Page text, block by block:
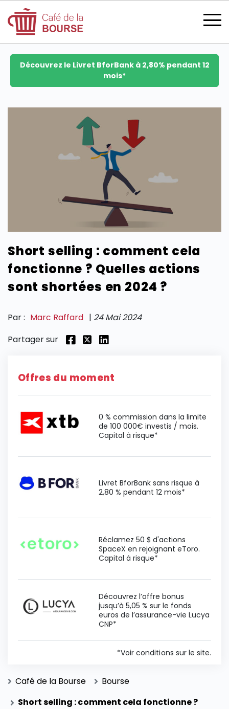
se connecter
devenir membre
SECTIONS
Découvrez le Livret BforBank à 2,80% pendant 12
mois*
Short selling : comment cela
fonctionne ? Quelles actions
sont shortées en 2024 ?
Par : Marc Raffard | 24 Mai 2024
Partager sur
Offres du moment
0 % commission dans la limite
de 100 000€ investis / mois.
Capital à risque*
Livret BforBank sans risque à
2,80 % pendant 12 mois*
Réclamez 50 $ d'actions
SpaceX en rejoignant eToro.
Capital à risque*
Découvrez l’offre bonus
jusqu’à 5,05 % sur le fonds
euros de l’assurance-vie Lucya
CNP*
*Voir conditions sur le site.
Café de la Bourse
Bourse
Short selling : comment cela fonctionne ?